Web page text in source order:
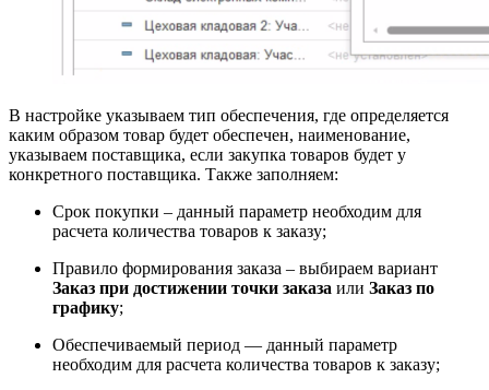
В настройке указываем тип обеспечения, где определяется
каким образом товар будет обеспечен, наименование,
указываем поставщика, если закупка товаров будет у
конкретного поставщика. Также заполняем:
Срок покупки – данный параметр необходим для
расчета количества товаров к заказу;
Правило формирования заказа – выбираем вариант
Заказ при достижении точки заказа или Заказ по
графику;
Обеспечиваемый период — данный параметр
необходим для расчета количества товаров к заказу;